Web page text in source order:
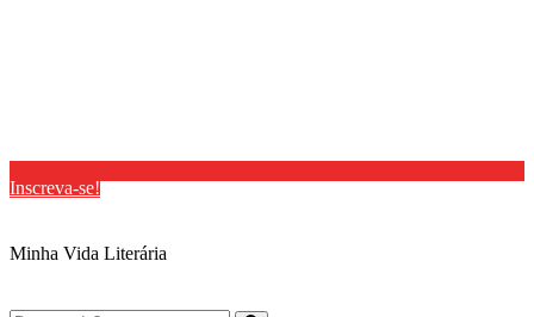
Inscreva-se!
Minha Vida Literária